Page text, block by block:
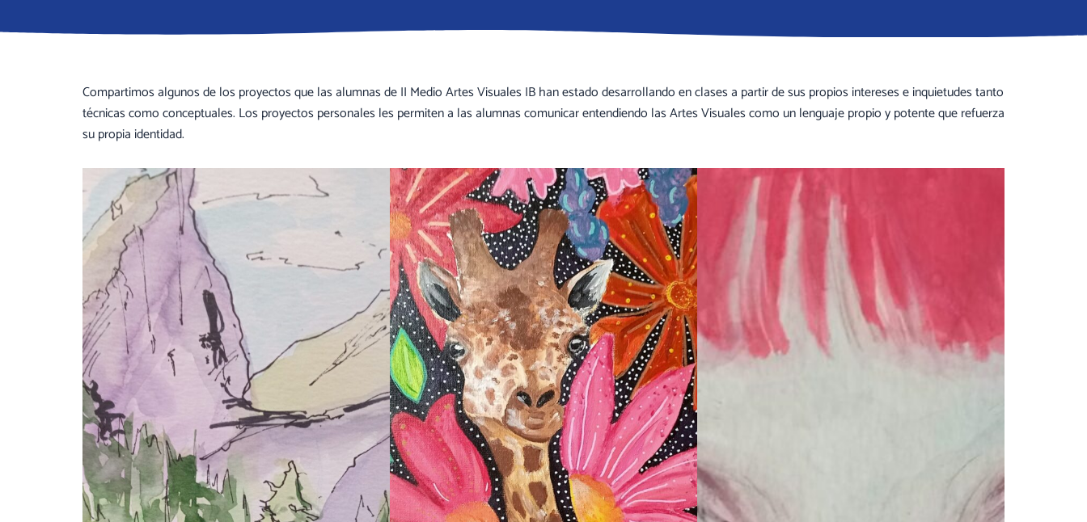
Compartimos algunos de los proyectos que las alumnas de II Medio Artes Visuales IB han estado desarrollando en clases a partir de sus propios intereses e inquietudes tanto
técnicas como conceptuales. Los proyectos personales les permiten a las alumnas comunicar entendiendo las Artes Visuales como un lenguaje propio y potente que refuerza
su propia identidad.